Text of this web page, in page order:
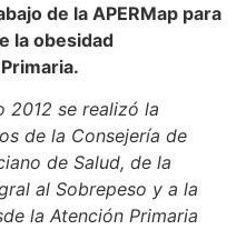
de la APERMap para
la obesidad
2012 se realizó la
de la Consejería de
de Salud, de la
al Sobrepeso y a la
la Atención Primaria